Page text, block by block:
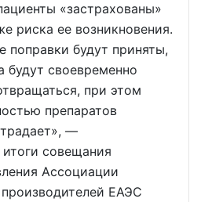
«застрахованы»
риска ее возникновения.
поправки будут приняты,
будут своевременно
при этом
препаратов
—
совещания
Ассоциации
ЕАЭС